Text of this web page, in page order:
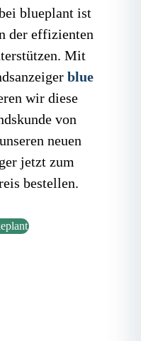
blueplant ist
der effizienten
Mit
blue
wir diese
von
neuen
jetzt zum
bestellen.